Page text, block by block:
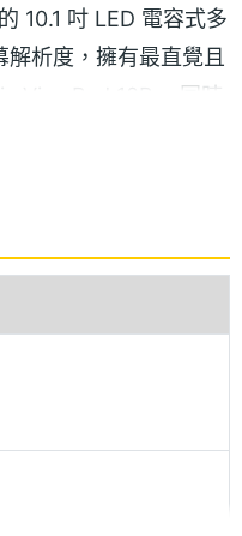
10.1 吋 LED 電容式多
析度，擁有最直覺且
ViewPad 10Pro 同時
Oak Trail Atom Z670
、速度快、溫度低與
家用進階版的全部功
還增加了許多企業用
能、網路檔案連線使
等。